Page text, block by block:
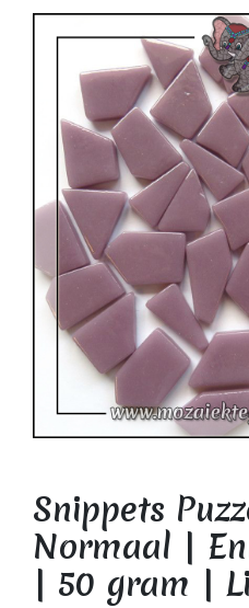
Snippets
Normaal |
| 50 gram |